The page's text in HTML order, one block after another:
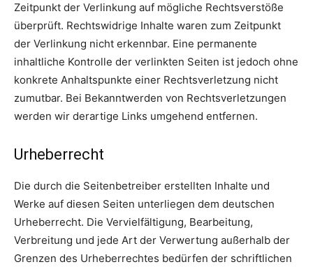
Zeitpunkt der Verlinkung auf mögliche Rechtsverstöße
überprüft. Rechtswidrige Inhalte waren zum Zeitpunkt
der Verlinkung nicht erkennbar. Eine permanente
inhaltliche Kontrolle der verlinkten Seiten ist jedoch ohne
konkrete Anhaltspunkte einer Rechtsverletzung nicht
zumutbar. Bei Bekanntwerden von Rechtsverletzungen
werden wir derartige Links umgehend entfernen.
Urheberrecht
Die durch die Seitenbetreiber erstellten Inhalte und
Werke auf diesen Seiten unterliegen dem deutschen
Urheberrecht. Die Vervielfältigung, Bearbeitung,
Verbreitung und jede Art der Verwertung außerhalb der
Grenzen des Urheberrechtes bedürfen der schriftlichen